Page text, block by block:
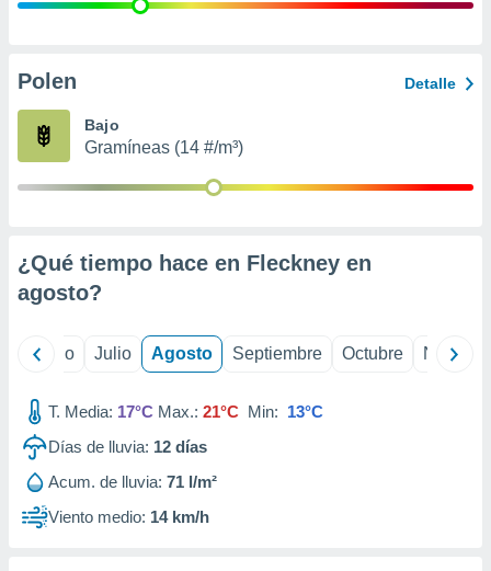
e
publicidad
Polen Detalle
Bajo
Gramíneas (14 #/m³)
¿Qué tiempo hace en Fleckney en
agosto?
Junio Julio Agosto Septiembre Octubre
T. Media: 17°C Max.: 21°C Min: 13°C
Días de lluvia: 12 días
Acum. de lluvia: 71 l/m²
Viento medio: 14 km/h